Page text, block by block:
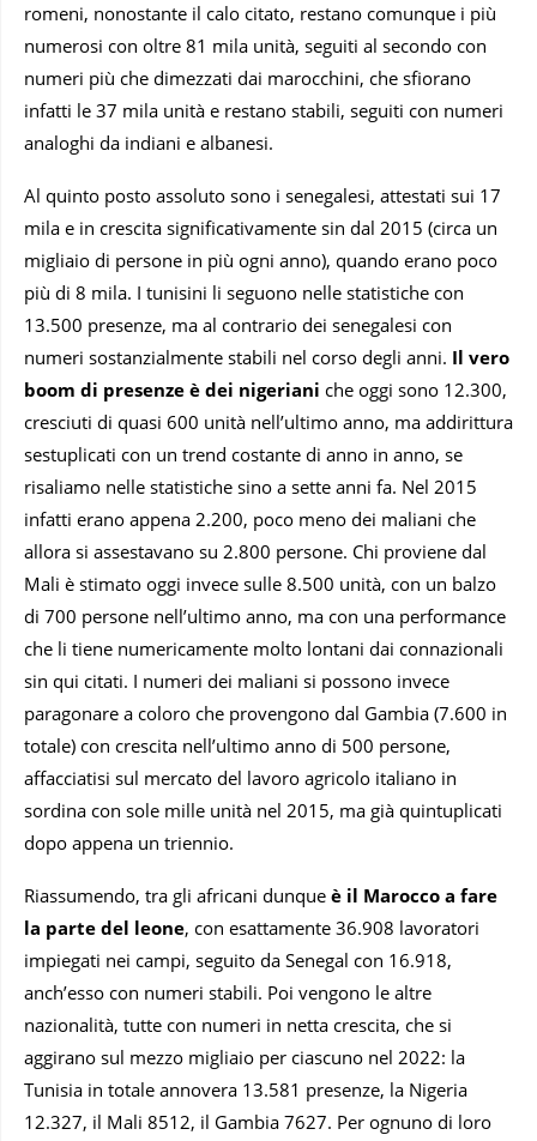
romeni, nonostante il calo citato, restano comunque i più
numerosi con oltre 81 mila unità, seguiti al secondo con
numeri più che dimezzati dai marocchini, che sfiorano
infatti le 37 mila unità e restano stabili, seguiti con numeri
analoghi da indiani e albanesi.
Al quinto posto assoluto sono i senegalesi, attestati sui 17
mila e in crescita significativamente sin dal 2015 (circa un
migliaio di persone in più ogni anno), quando erano poco
più di 8 mila. I tunisini li seguono nelle statistiche con
13.500 presenze, ma al contrario dei senegalesi con
numeri sostanzialmente stabili nel corso degli anni. Il vero
boom di presenze è dei nigeriani che oggi sono 12.300,
cresciuti di quasi 600 unità nell’ultimo anno, ma addirittura
sestuplicati con un trend costante di anno in anno, se
risaliamo nelle statistiche sino a sette anni fa. Nel 2015
infatti erano appena 2.200, poco meno dei maliani che
allora si assestavano su 2.800 persone. Chi proviene dal
Mali è stimato oggi invece sulle 8.500 unità, con un balzo
di 700 persone nell’ultimo anno, ma con una performance
che li tiene numericamente molto lontani dai connazionali
sin qui citati. I numeri dei maliani si possono invece
paragonare a coloro che provengono dal Gambia (7.600 in
totale) con crescita nell’ultimo anno di 500 persone,
affacciatisi sul mercato del lavoro agricolo italiano in
sordina con sole mille unità nel 2015, ma già quintuplicati
dopo appena un triennio.
Riassumendo, tra gli africani dunque è il Marocco a fare
la parte del leone, con esattamente 36.908 lavoratori
impiegati nei campi, seguito da Senegal con 16.918,
anch’esso con numeri stabili. Poi vengono le altre
nazionalità, tutte con numeri in netta crescita, che si
aggirano sul mezzo migliaio per ciascuno nel 2022: la
Tunisia in totale annovera 13.581 presenze, la Nigeria
12.327, il Mali 8512, il Gambia 7627. Per ognuno di loro